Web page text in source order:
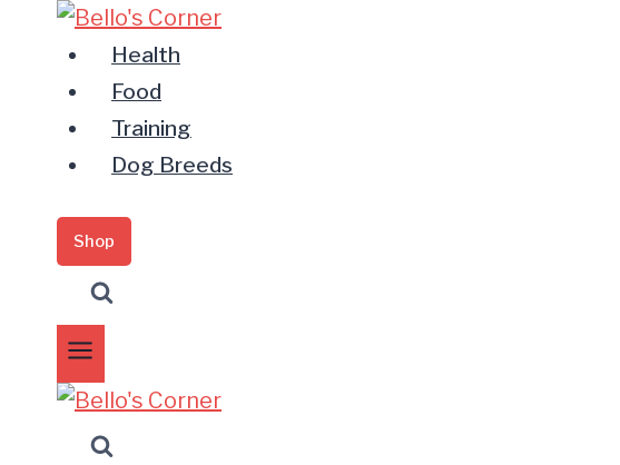
springen
Health
Food
Training
Dog Breeds
Shop